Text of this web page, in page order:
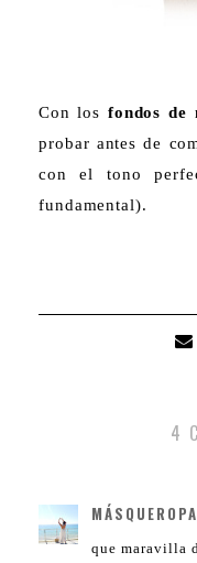
Con los fondos de
probar antes de
con el tono
fundamental).
4
MÁSQUEROPA
que maravilla